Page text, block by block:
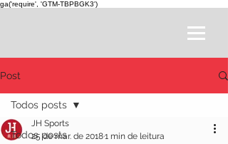
ga('require', 'GTM-TBPBGK3')
Post
Todos posts
Todos posts
JH Sports
25 de mar. de 20181 min de leitura